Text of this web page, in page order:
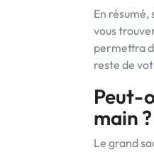
En
vous
permettra
reste de
Peut-
main ?
Le grand